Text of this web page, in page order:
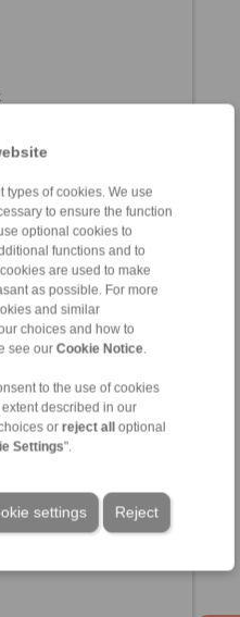
types of cookies. We use
to ensure the function
optional cookies to
functions and to
are used to make
as possible. For more
and similar
choices and how to
see our Cookie Notice.
to the use of cookies
described in our
or reject all
optional
Settings".
Reject
settings